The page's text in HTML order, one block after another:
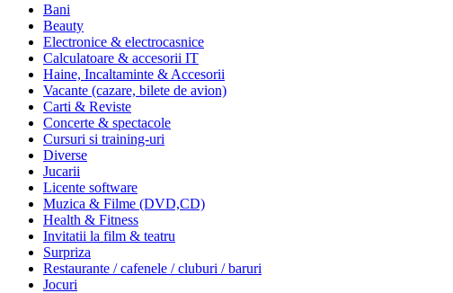
Bani
Beauty
Electronice & electrocasnice
Calculatoare & accesorii IT
Haine, Incaltaminte & Accesorii
Vacante (cazare, bilete de avion)
Carti & Reviste
Concerte & spectacole
Cursuri si training-uri
Diverse
Jucarii
Licente software
Muzica & Filme (DVD,CD)
Health & Fitness
Invitatii la film & teatru
Surpriza
Restaurante / cafenele / cluburi / baruri
Jocuri